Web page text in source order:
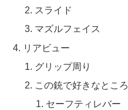
スライド
マズルフェイス
リアビュー
グリップ周り
この銃で好きなところ
セーフティレバー